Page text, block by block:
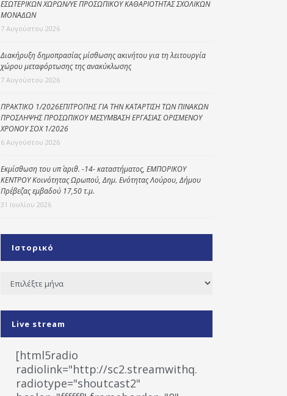
(Κ.Η.Φ.Η.) Πρέβεζας
ΕΣΩΤΕΡΙΚΩΝ ΧΩΡΩΝ/ΥΕ ΠΡΟΣΩΠΙΚΟΥ ΚΑΘΑΡΙΟΤΗΤΑΣ ΣΧΟΛΙΚΩΝ
ΜΟΝΑΔΩΝ
7 Αυγούστου 2026
Διακήρυξη δημοπρασίας μίσθωσης ακινήτου για τη λειτουργία
χώρου μεταφόρτωσης της ανακύκλωσης
7 Αυγούστου 2026
ΠΡΑΚΤΙΚΟ 1/2026ΕΠΙΤΡΟΠΗΣ ΓΙΑ ΤΗΝ ΚΑΤΑΡΤΙΣΗ ΤΩΝ ΠΙΝΑΚΩΝ
ΠΡΟΣΛΗΨΗΣ ΠΡΟΣΩΠΙΚΟΥ ΜΕΣΥΜΒΑΣΗ ΕΡΓΑΣΙΑΣ ΟΡΙΣΜΕΝΟΥ
ΧΡΟΝΟΥ ΣΟΧ 1/2026
6 Αυγούστου 2026
Εκμίσθωση του υπ΄ αριθ. -14- καταστήματος, ΕΜΠΟΡΙΚΟΥ
ΚΕΝΤΡΟΥ Κοινότητας Ωρωπού, Δημ. Ενότητας Λούρου, Δήμου
Πρέβεζας εμβαδού 17,50 τ.μ.
31 Ιουλίου 2026
Ιστορικό
Ιστορικό
Live stream
[html5radio
radiolink="http://sc2.streamwithq.com:8028/
radiotype="shoutcast2"